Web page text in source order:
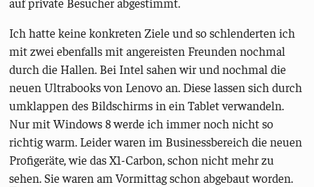
Ich hatte keine konkreten Ziele und so schlenderten ich
mit zwei ebenfalls mit angereisten Freunden nochmal
durch die Hallen. Bei Intel sahen wir und nochmal die
neuen Ultrabooks von Lenovo an. Diese lassen sich durch
umklappen des Bildschirms in ein Tablet verwandeln.
Nur mit Windows 8 werde ich immer noch nicht so
richtig warm. Leider waren im Businessbereich die neuen
Profigeräte, wie das X1-Carbon, schon nicht mehr zu
sehen. Sie waren am Vormittag schon abgebaut worden.